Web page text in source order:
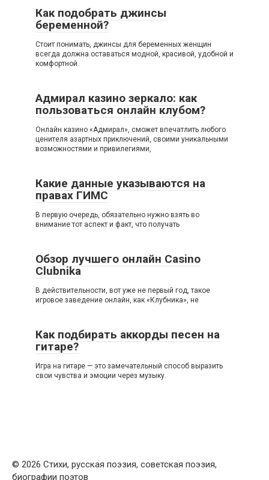
Как подобрать джинсы
беременной?
Стоит понимать, джинсы для беременных женщин
всегда должна оставаться модной, красивой, удобной и
комфортной.
Адмирал казино зеркало: как
пользоваться онлайн клубом?
Онлайн казино «Адмирал», сможет впечатлить любого
ценителя азартных приключений, своими уникальными
возможностями и привилегиями,
Какие данные указываются на
правах ГИМС
В первую очередь, обязательно нужно взять во
внимание тот аспект и факт, что получать
Обзор лучшего онлайн Casino
Clubnika
В действительности, вот уже не первый год, такое
игровое заведение онлайн, как «Клубника», не
Как подбирать аккорды песен на
гитаре?
Игра на гитаре — это замечательный способ выразить
свои чувства и эмоции через музыку.
© 2026 Стихи, русская поэзия, советская поэзия,
биографии поэтов